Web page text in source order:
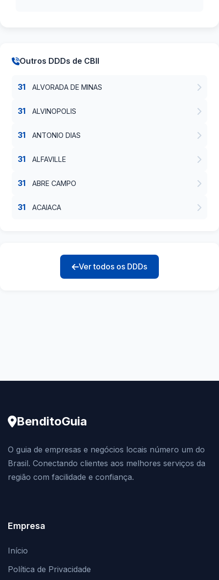
Outros DDDs de CBII
31 ALVORADA DE MINAS
31 ALVINOPOLIS
31 ANTONIO DIAS
31 ALFAVILLE
31 ABRE CAMPO
31 ACAIACA
Ver todos os DDDs
BenditoGuia
O guia de empresas e negócios locais número um do
Brasil. Conectando clientes aos melhores serviços da
região com facilidade e confiança.
Empresa
Início
Política de Privacidade